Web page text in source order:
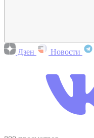
Дзен Новости